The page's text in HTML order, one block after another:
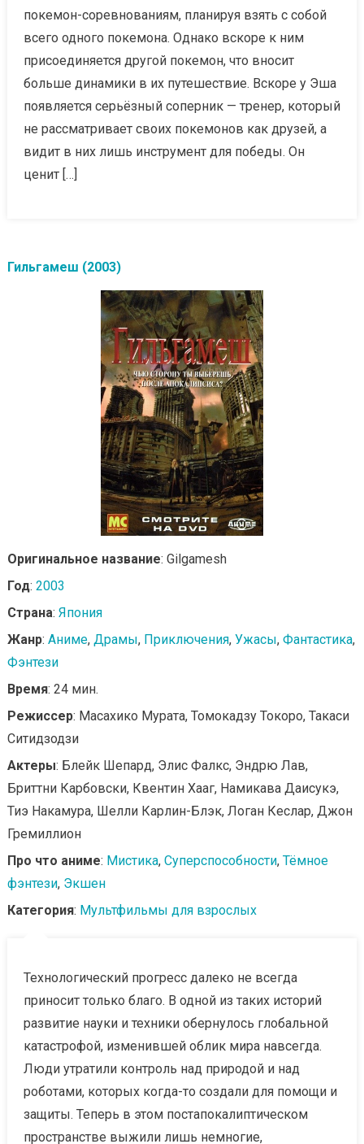
покемон-соревнованиям, планируя взять с собой
всего одного покемона. Однако вскоре к ним
присоединяется другой покемон, что вносит
больше динамики в их путешествие. Вскоре у Эша
появляется серьёзный соперник — тренер, который
не рассматривает своих покемонов как друзей, а
видит в них лишь инструмент для победы. Он
ценит […]
Гильгамеш (2003)
Оригинальное название: Gilgamesh
Год: 2003
Страна: Япония
Жанр: Аниме, Драмы, Приключения, Ужасы, Фантастика,
Фэнтези
Время: 24 мин.
Режиссер: Масахико Мурата, Томокадзу Токоро, Такаси
Ситидзодзи
Актеры: Блейк Шепард, Элис Фалкс, Эндрю Лав,
Бриттни Карбовски, Квентин Хааг, Намикава Даисукэ,
Тиэ Накамура, Шелли Карлин-Блэк, Логан Кеслар, Джон
Гремиллион
Про что аниме: Мистика, Суперспособности, Тёмное
фэнтези, Экшен
Категория: Мультфильмы для взрослых
Технологический прогресс далеко не всегда
приносит только благо. В одной из таких историй
развитие науки и техники обернулось глобальной
катастрофой, изменившей облик мира навсегда.
Люди утратили контроль над природой и над
роботами, которых когда-то создали для помощи и
защиты. Теперь в этом постапокалиптическом
пространстве выжили лишь немногие,